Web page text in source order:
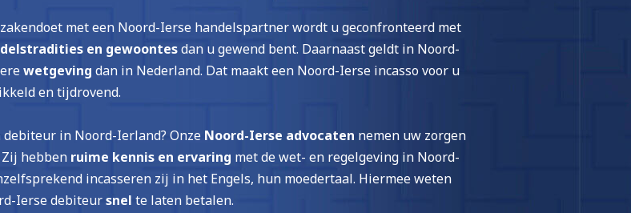
met een Noord-Ierse handelspartner wordt u geconfronteerd met
en gewoontesdan u gewend bent. Daarnaast geldt in Noord-
wetgeving dan in Nederland. Dat maakt een Noord-Ierse incasso voor u
en tijdrovend.
debiteur in Noord-Ierland? Onze Noord-Ierse advocaten nemen uw zorgen
hebben ruime kennis en ervaring met de wet- en regelgeving in Noord-
incasseren zij in het Engels, hun moedertaal. Hiermee weten
Ierse debiteursnel te laten betalen.